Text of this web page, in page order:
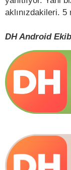
aklınızdakileri.
DH Android